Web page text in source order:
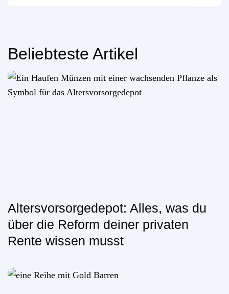
Beliebteste Artikel
Altersvorsorgedepot: Alles, was du
über die Reform deiner privaten
Rente wissen musst